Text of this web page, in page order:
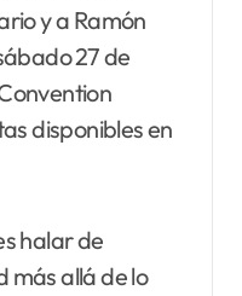
y a Ramón
27 de
disponibles en
halar de
más allá de lo